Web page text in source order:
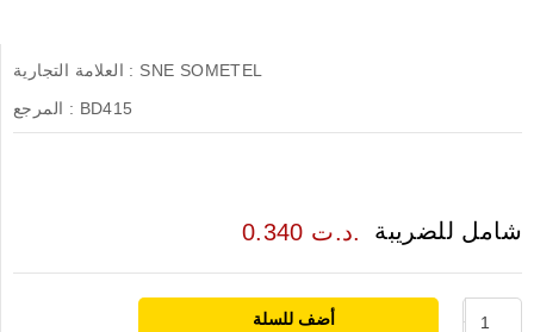
العلامة التجارية : SNE SOMETEL
المرجع : BD415
0.340 د.ت. شامل للضريبة
أضف للسلة